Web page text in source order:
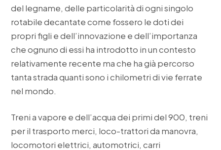
del legname, delle particolarità di ogni singolo
rotabile decantate come fossero le doti dei
propri figli e dell’innovazione e dell’importanza
che ognuno di essi ha introdotto in un contesto
relativamente recente ma che ha già percorso
tanta strada quanti sono i chilometri di vie ferrate
nel mondo.
Treni a vapore e dell’acqua dei primi del 900, treni
per il trasporto merci, loco-trattori da manovra,
locomotori elettrici, automotrici, carri